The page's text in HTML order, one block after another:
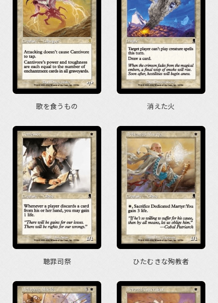
歌を食うもの 消えた火
聴罪司祭 ひたむきな殉教者